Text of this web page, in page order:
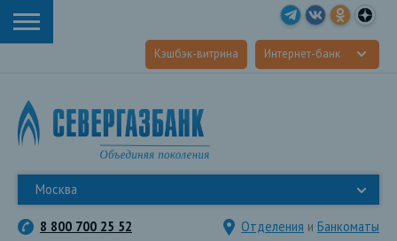
Кэшбэк-витрина Интернет-банк
Москва
8 800 700 25 52 Отделения и Банкоматы